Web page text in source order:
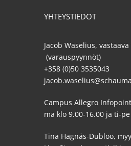
YHTEYSTIEDOT
Jacob Waselius,
(varauspyynnöt)
+358 (0)50 3535043
Campus Allegro
ma klo 9.00-16.00 ja ti-
Tina Hagnäs-Dubloo,